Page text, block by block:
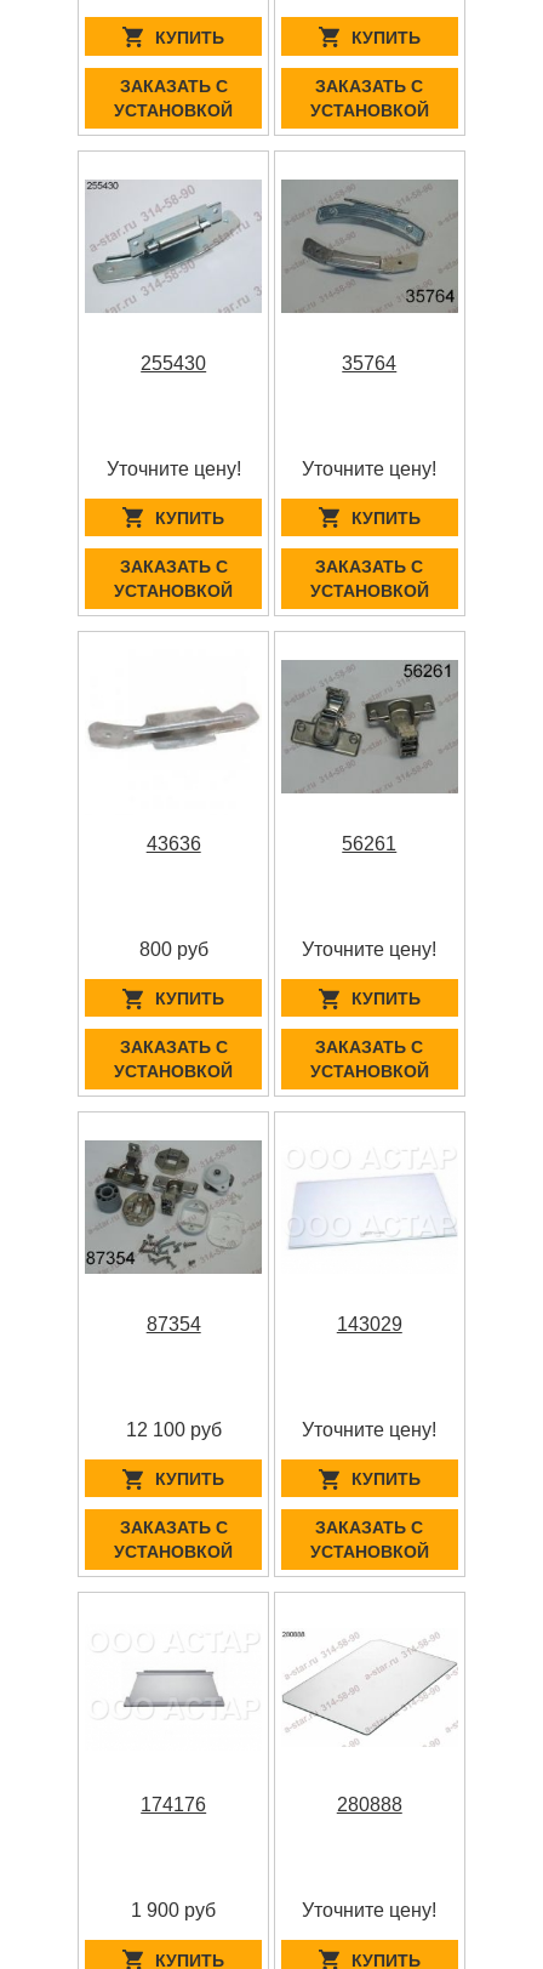
КУПИТЬ
ЗАКАЗАТЬ С
УСТАНОВКОЙ
КУПИТЬ
ЗАКАЗАТЬ С
УСТАНОВКОЙ
255430
Уточните цену!
КУПИТЬ
ЗАКАЗАТЬ С
УСТАНОВКОЙ
35764
Уточните цену!
КУПИТЬ
ЗАКАЗАТЬ С
УСТАНОВКОЙ
43636
800 руб
КУПИТЬ
ЗАКАЗАТЬ С
УСТАНОВКОЙ
56261
Уточните цену!
КУПИТЬ
ЗАКАЗАТЬ С
УСТАНОВКОЙ
87354
12 100 руб
КУПИТЬ
ЗАКАЗАТЬ С
УСТАНОВКОЙ
143029
Уточните цену!
КУПИТЬ
ЗАКАЗАТЬ С
УСТАНОВКОЙ
174176
1 900 руб
КУПИТЬ
280888
Уточните цену!
КУПИТЬ